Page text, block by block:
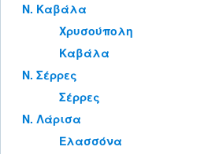
Ν. Καβάλα
Χρυσούπολη
Καβάλα
Ν. Σέρρες
Σέρρες
Ν. Λάρισα
Ελασσόνα